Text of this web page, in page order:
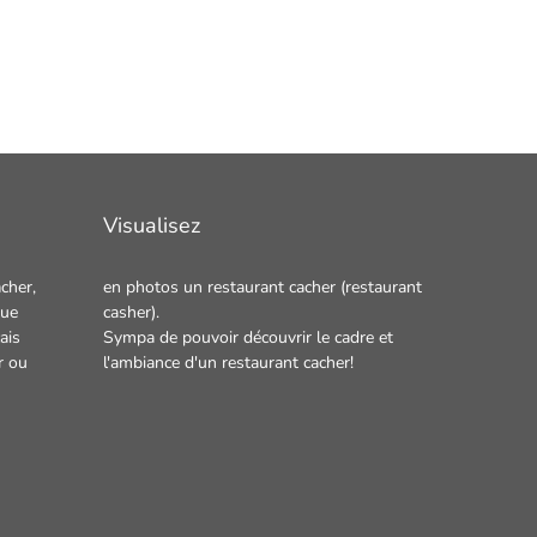
ou
Visualisez
en photos un restaurant cacher (restaurant
casher).
Sympa de pouvoir découvrir le cadre et
l'ambiance d'un restaurant cacher!